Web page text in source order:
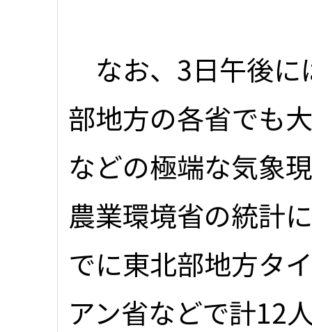
なお、3日午後に
部地方の各省でも
などの極端な気象
農業環境省の統計
でに東北部地方タ
アン省などで計12